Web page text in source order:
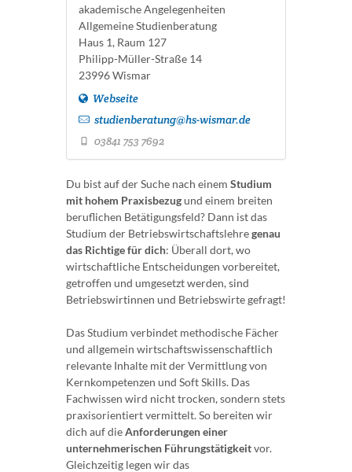
akademische Angelegenheiten
Allgemeine Studienberatung
Haus 1, Raum 127
Philipp-Müller-Straße 14
23996 Wismar
Webseite
studienberatung@hs-wismar.de
03841 753 7692
Du bist auf der Suche nach einem Studium
mit hohem Praxisbezugund einem breiten
beruflichen Betätigungsfeld? Dann ist das
Studium der Betriebswirtschaftslehregenau
das Richtige für dich: Überall dort, wo
wirtschaftliche Entscheidungen vorbereitet,
getroffen und umgesetzt werden, sind
Betriebswirtinnen und Betriebswirte gefragt!
Das Studium verbindet methodische Fächer
und allgemein wirtschaftswissenschaftlich
relevante Inhalte mit der Vermittlung von
Kernkompetenzen und Soft Skills. Das
Fachwissen wird nicht trocken, sondern stets
praxisorientiert vermittelt. So bereiten wir
dich auf dieAnforderungen einer
unternehmerischen Führungstätigkeitvor.
Gleichzeitig legen wir das